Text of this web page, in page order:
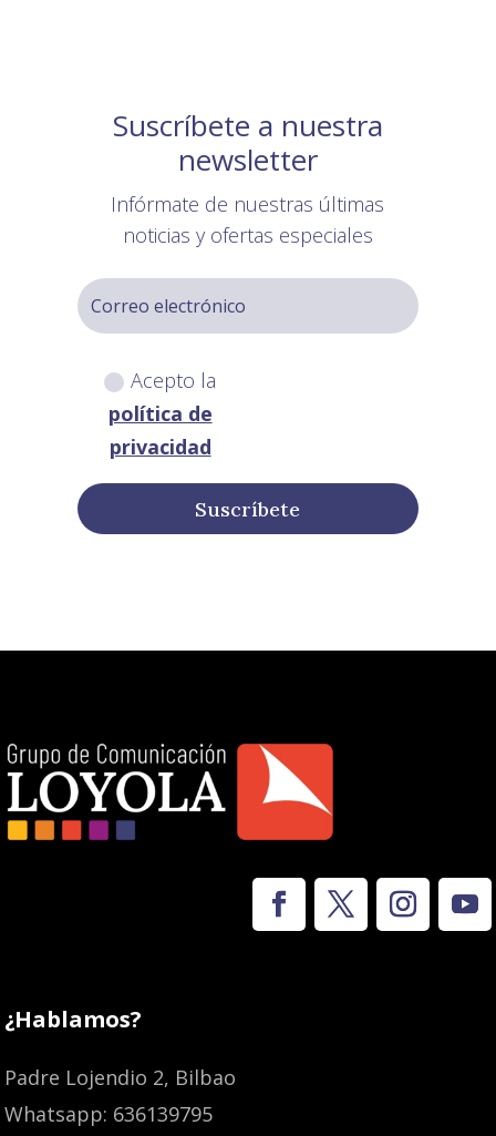
Suscríbete a nuestra
newsletter
Infórmate de nuestras últimas
noticias y ofertas especiales
Acepto la
política de
privacidad
Suscríbete
¿Hablamos?
Padre Lojendio 2, Bilbao
Whatsapp: 636139795